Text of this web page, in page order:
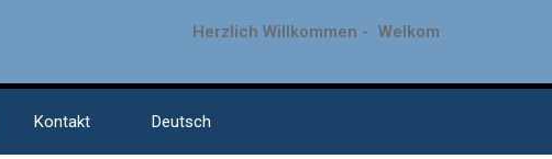
Herzlich Willkommen - Welkom
Kontakt Deutsch